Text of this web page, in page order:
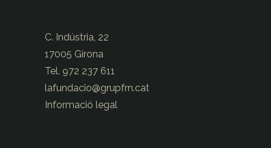
C. Indústria, 22
17005 Girona
Tel. 972 237 611
lafundacio@grupfrn.cat
Informació legal